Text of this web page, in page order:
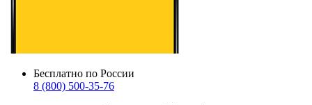
Бесплатно по России
8 (800) 500-35-76